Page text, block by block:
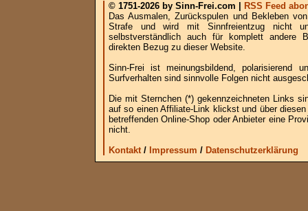
© 1751-2026 by Sinn-Frei.com |
RSS Feed
Das Ausmalen, Zurückspulen und Bekleben
Strafe und wird mit Sinnfreientzug nicht
selbstverständlich auch für komplett andere
direkten Bezug zu dieser Website.
Sinn-Frei ist meinungsbildend, polarisierend
Surfverhalten sind sinnvolle Folgen nicht
Die mit Sternchen (*) gekennzeichneten Links
auf so einen Affiliate-Link klickst und über
betreffenden Online-Shop oder Anbieter eine
nicht.
Kontakt/ Impressum / Datenschutzerklärung